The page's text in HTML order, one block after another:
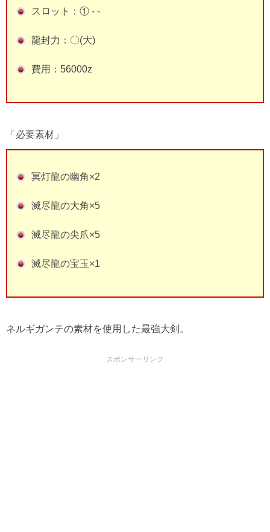
スロット：① - -
龍封力：〇(大)
費用：56000z
「必要素材」
冥灯龍の幽角×2
滅尽龍の大角×5
滅尽龍の尖爪×5
滅尽龍の宝玉×1
ネルギガンテの素材を使用した最強大剣。
スポンサーリンク